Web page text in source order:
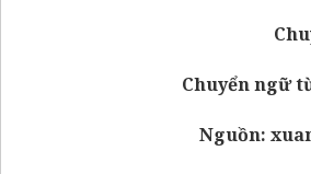
Chuyển ngữ
Nguồn: